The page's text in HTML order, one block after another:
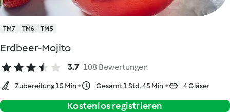
TM7 TM6 TM5
Erdbeer-Mojito
3.7 108 Bewertungen
Zubereitung 15 Min Gesamt 1 Std. 45 Min 4 Gläser
Kostenlos registrieren